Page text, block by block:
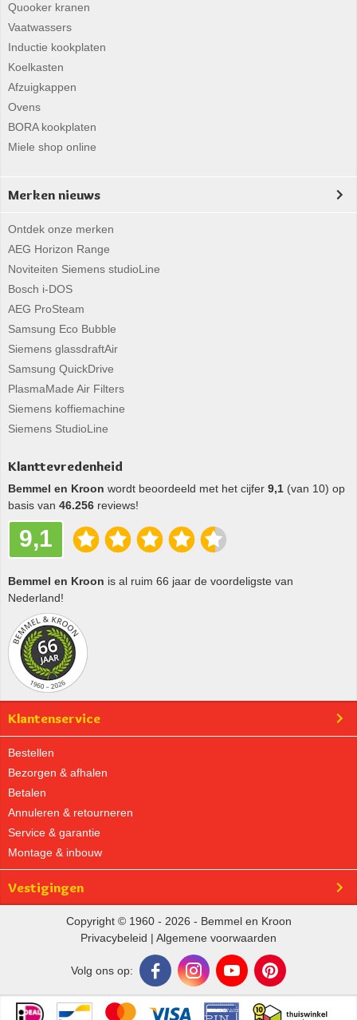
Quooker kranen
Vaatwassers
Inductie kookplaten
Koelkasten
Afzuigkappen
Ovens
BORA kookplaten
Miele shop online
Merken nieuws
Ontdek onze merken
AEG Horizon Range
Noviteiten Siemens studioLine
Bosch i-DOS
AEG ProSteam
Samsung Eco Bubble
Siemens glassdraftAir
Samsung QuickDrive
PlasmaMade Air Filters
Siemens koffiemachine
Siemens StudioLine
Klanttevredenheid
Bemmel en Kroon wordt beoordeeld met het cijfer 9,1 (van 10) op
basis van 46.256 reviews!
9,1
Bemmel en Kroon is al ruim 66 jaar de voordeligste van
Nederland!
Klantenservice
Bestellen
Bezorgen & afhalen
Betalen
Annuleren & retourneren
Service & garantie
Montage & inbouw
Vestigingen
Copyright © 1960 - 2026 - Bemmel en Kroon
Privacybeleid | Algemene voorwaarden
Volg ons op: